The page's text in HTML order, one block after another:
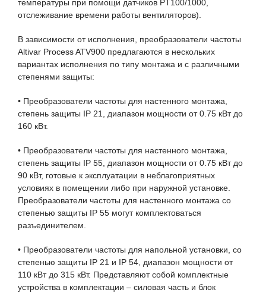
температуры при помощи датчиков PT100/1000,
отслеживание времени работы вентиляторов).
В зависимости от исполнения, преобразователи частоты
Altivar Process ATV900 предлагаются в нескольких
вариантах исполнения по типу монтажа и с различными
степенями защиты:
• Преобразователи частоты для настенного монтажа,
степень защиты IP 21, диапазон мощности от 0.75 кВт до
160 кВт.
• Преобразователи частоты для настенного монтажа,
степень защиты IP 55, диапазон мощности от 0.75 кВт до
90 кВт, готовые к эксплуатации в неблагоприятных
условиях в помещении либо при наружной установке.
Преобразователи частоты для настенного монтажа со
степенью защиты IP 55 могут комплектоваться
разъединителем.
• Преобразователи частоты для напольной установки, со
степенью защиты IP 21 и IP 54, диапазон мощности от
110 кВт до 315 кВт. Представляют собой комплектные
устройства в комплектации – силовая часть и блок